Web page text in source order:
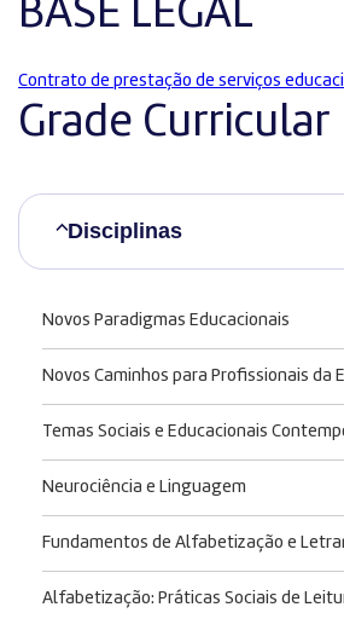
BASE LEGAL
Contrato de prestação de serviços
Grade Curricular
Disciplinas
Novos Paradigmas Educacionais
Novos Caminhos para Profissionais da
Temas Sociais e Educacionais
Neurociência e Linguagem
Fundamentos de Alfabetização e
Alfabetização: Práticas Sociais de